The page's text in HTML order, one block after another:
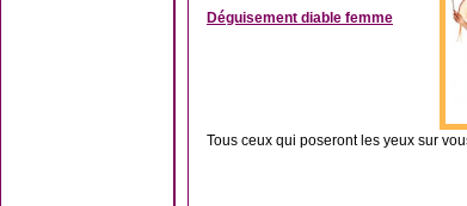
Déguisement diable femme
Tous ceux qui poseront les yeux sur